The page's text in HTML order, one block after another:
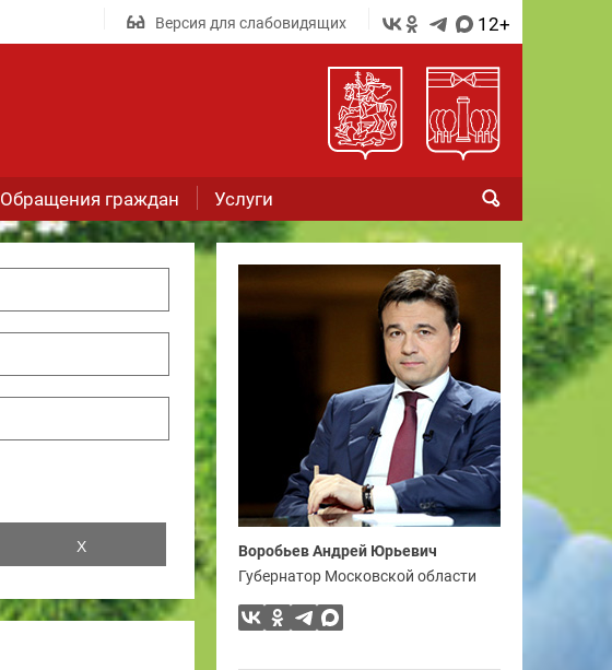
Версия для слабовидящих 12+
Обращения граждан Услуги
Воробьев Андрей Юрьевич
Губернатор Московской области